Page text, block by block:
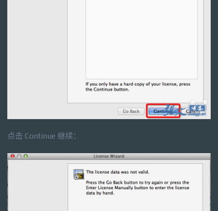
点击 Continue 继续：